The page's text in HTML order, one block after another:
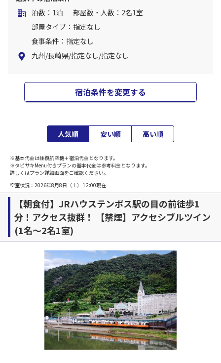
泊数：1泊
部屋数・人数：2名1室
部屋タイプ：指定なし
食事条件：指定なし
九州/長崎県/指定なし/指定なし
宿泊条件を変更する
人気順 安い順 高い順
※基本代金は往復航空機＋宿泊代金となります。
※タビサキMenu付きプランの基本代金は参考料金となります。
詳しくはプラン詳細画面をご確認ください。
空室状況： 2026年8月8日（土） 12:00現在
【朝食付】JRハウステンボス駅の目の前徒歩1
分！アクセス抜群！ 【禁煙】アクセシブルツイン
(1名～2名1室)